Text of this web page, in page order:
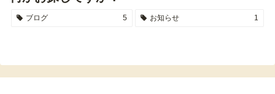
ブログ 5 お知らせ 1